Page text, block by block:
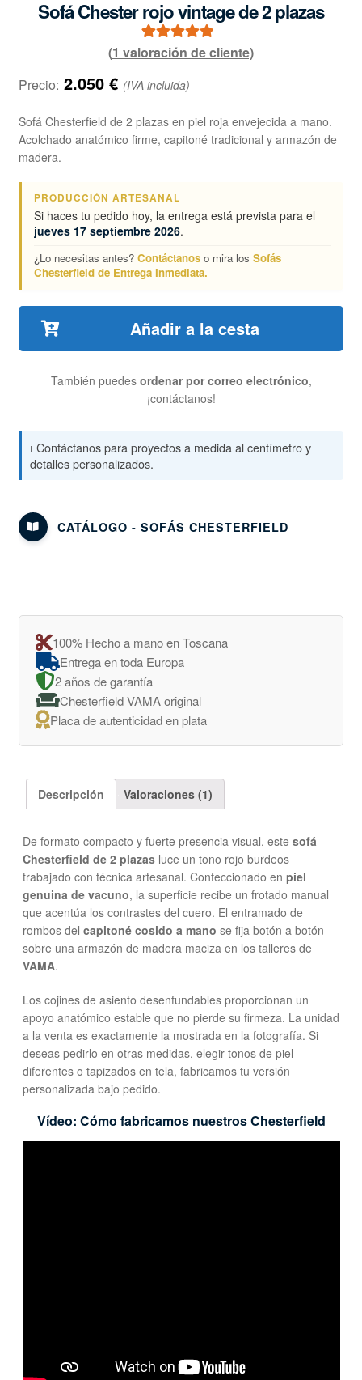
Sofá Chester rojo vintage de 2 plazas
Valorado con
base a
1
un cliente
(1 valoración de cliente)
Precio: 2.050 € (IVA incluida)
Sofá Chesterfield de 2 plazas en piel roja envejecida a mano.
Acolchado anatómico firme, capitoné tradicional y armazón de
madera.
PRODUCCIÓN ARTESANAL
Si haces tu pedido hoy, la entrega está prevista para el
jueves 17 septiembre 2026.
¿Lo necesitas antes? Contáctanoso mira los Sofás
Chesterfield de Entrega Inmediata.
Añadir a la cesta
También puedes ordenar por correo electrónico,
¡contáctanos!
ℹ️ Contáctanos para proyectos a medida al centímetro y
detalles personalizados.
CATÁLOGO - SOFÁS CHESTERFIELD
100% Hecho a mano en Toscana
Entrega en toda Europa
2 años de garantía
Chesterfield VAMA original
Placa de autenticidad en plata
Descripción Valoraciones (1)
De formato compacto y fuerte presencia visual, este sofá
Chesterfield de 2 plazasluce un tono rojo burdeos
trabajado con técnica artesanal. Confeccionado en piel
genuina de vacuno, la superficie recibe un frotado manual
que acentúa los contrastes del cuero. El entramado de
rombos del capitoné cosido a mano se fija botón a botón
sobre una armazón de madera maciza en los talleres de
VAMA.
Los cojines de asiento desenfundables proporcionan un
apoyo anatómico estable que no pierde su firmeza. La unidad
a la venta es exactamente la mostrada en la fotografía. Si
deseas pedirlo en otras medidas, elegir tonos de piel
diferentes o tapizados en tela, fabricamos tu versión
personalizada bajo pedido.
Vídeo: Cómo fabricamos nuestros Chesterfield